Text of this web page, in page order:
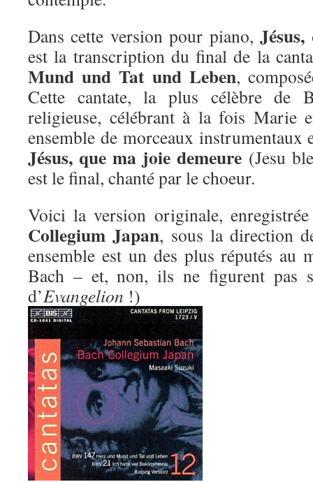
Dans cette version pour piano,
est la transcription du final de la
Mund und Tat und Leben,
Cette cantate, la plus célèbre de
religieuse, célébrant à la fois Marie
ensemble de morceaux instrumentaux
Jésus, que ma joie demeure (Jesu
est le final, chanté par le choeur.
Voici la version originale,
Collegium Japan, sous la direction
ensemble est un des plus réputés au
Bach – et, non, ils ne figurent pas
d’Evangelion !)